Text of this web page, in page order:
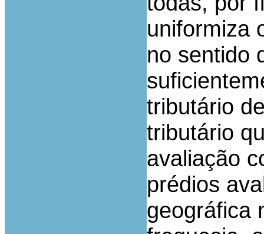
uniformiza
no sentido
tributário
tributário
avaliação
prédios
geográfica